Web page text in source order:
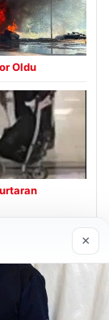
Oldu
×